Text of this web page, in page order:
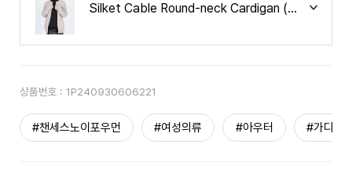
Silket Cable Round-neck Cardigan (Beige)
상품번호 : 1P240930606221
#챈세스노이포우먼 #여성의류 #아우터 #가디건